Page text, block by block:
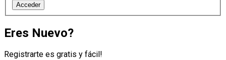
Acceder
Eres Nuevo?
Registrarte es gratis y fácil!